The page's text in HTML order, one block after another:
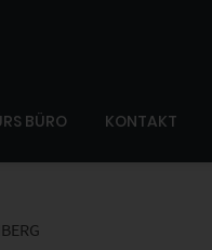
BÜRO KONTAKT